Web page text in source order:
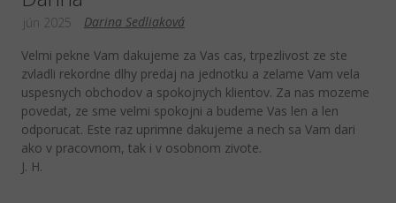
Darina Sedliaková
jún 2025
Velmi pekne Vam dakujeme za Vas cas, trpezlivost ze ste
zvladli rekordne dlhy predaj na jednotku a zelame Vam vela
uspesnych obchodov a spokojnych klientov. Za nas mozeme
povedat, ze sme velmi spokojni a budeme Vas len a len
odporucat. Este raz uprimne dakujeme a nech sa Vam dari
ako v pracovnom, tak i v osobnom zivote.
J. H.